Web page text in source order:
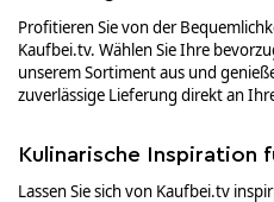
Profitieren Sie von der
Kaufbei.tv. Wählen Sie Ihre
unserem Sortiment aus und
zuverlässige Lieferung direkt an
Kulinarische Inspiration
Lassen Sie sich von Kaufbei.tv